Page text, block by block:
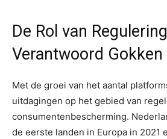
De Rol van
Verantwoord Gokken
Met de groei van het aantal
uitdagingen op het gebied van
consumentenbescherming.
de eerste landen in Europa in 2021